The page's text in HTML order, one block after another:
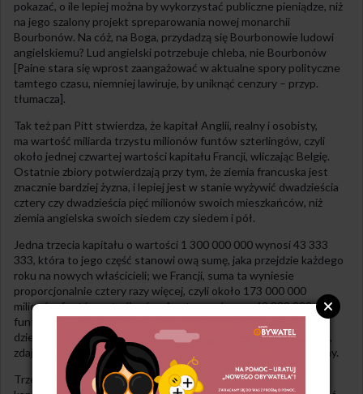
pokazać, o ile lepiej można by wykorzystać publiczne pieniądze, niż
na jego szalony projekt spreparowania nowej monarchii
Bourbonów. Na cóż, na Boga, przydadzą się Bourbonowie ludowi
angielskiemu? Lud angielski potrzebuje chleba, nie Bourbonów
[Paine stara się wprost zaangażować w aktualne spory polityczne
tamtego czasu, niemniej lawiruje, by uniknąć cenzury – przyp.
tłumacza].
Tak też pan Pitt stwierdza, że kapitał Anglii, realny i osobisty,
ma wartość miliarda trzystu milionów funtów szterlingów, czyli
około jednej czwartej wartości kapitału Francji, wliczając Belgię.
Ostatnie zbiory potwierdzają przy tym, że ziemia francuska jest
znacznie bardziej żyzna, i lepiej jest w stanie wyżywić dwadzieścia
cztery czy dwadzieścia pięć milionów swoich mieszkańców, niż
ziemia angielska swoich siedem czy siedem i pół.
Jedna trzecia kapitału o wartości 1 300 000 000 wynosi 43 333
333, która to jego część stanowi ową sumę, jaka przejdzie każdego
roku na nowych właścicieli; we Francji, suma ta wyniesie
proporcjonalnie cztery razy więcej, czyli około 173 000 000
milionów funtów szterlingów. A zatem, od sumy 43 333 333
funtów szterlingów należy odjąć co roku wartość naturalnego
dziedzictwa w niej zawartą, którą to uczciwie oszacować można,
zdaje się, na nie mniej, ale i nie więcej, niż jedną dziesiątą tej sumy.
Trzeba przy tym wziąć pod uwagę, że każdego roku część tego